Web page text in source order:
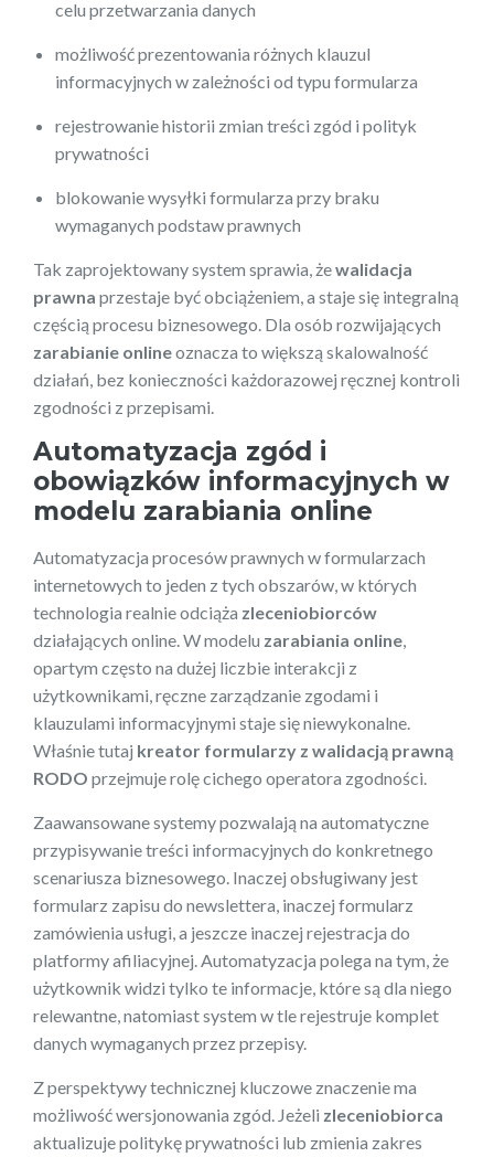
celu przetwarzania danych
możliwość prezentowania różnych klauzul
informacyjnych w zależności od typu formularza
rejestrowanie historii zmian treści zgód i polityk
prywatności
blokowanie wysyłki formularza przy braku
wymaganych podstaw prawnych
Tak zaprojektowany system sprawia, żewalidacja
prawna przestaje być obciążeniem, a staje się integralną
częścią procesu biznesowego. Dla osób rozwijających
zarabianie onlineoznacza to większą skalowalność
działań, bez konieczności każdorazowej ręcznej kontroli
zgodności z przepisami.
Automatyzacja zgód i
obowiązków informacyjnych w
modelu zarabiania online
Automatyzacja procesów prawnych w formularzach
internetowych to jeden z tych obszarów, w których
technologia realnie odciąża zleceniobiorców
działających online. W modelu zarabiania online
opartym często na dużej liczbie interakcji z
użytkownikami, ręczne zarządzanie zgodami i
klauzulami informacyjnymi staje się niewykonalne.
Właśnie tutaj kreator formularzy z walidacją prawną
RODO przejmuje rolę cichego operatora zgodności.
Zaawansowane systemy pozwalają na automatyczne
przypisywanie treści informacyjnych do konkretnego
scenariusza biznesowego. Inaczej obsługiwany jest
formularz zapisu do newslettera, inaczej formularz
zamówienia usługi, a jeszcze inaczej rejestracja do
platformy afiliacyjnej. Automatyzacja polega na tym, że
użytkownik widzi tylko te informacje, które są dla niego
relewantne, natomiast system w tle rejestruje komplet
danych wymaganych przez przepisy.
Z perspektywy technicznej kluczowe znaczenie ma
możliwość wersjonowania zgód. Jeżeli zleceniobiorca
aktualizuje politykę prywatności lub zmienia zakres